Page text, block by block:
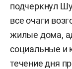
подчеркнул
все очаги
жилые дома,
социальные и
течение дня